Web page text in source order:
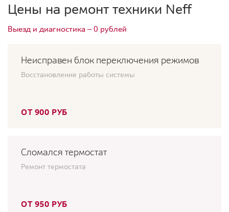
Цены на ремонт техники Neff
Выезд и диагностика — 0 рублей
Неисправен блок переключения режимов
Восстановление работы системы
ОТ 900 РУБ
Сломался термостат
Ремонт термостата
ОТ 950 РУБ